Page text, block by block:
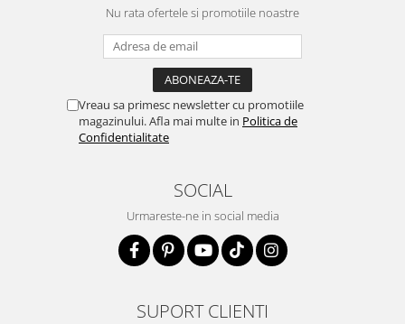
Nu rata ofertele si promotiile noastre
Vreau sa primesc newsletter cu promotiile
magazinului. Afla mai multe in Politica de
Confidentialitate
SOCIAL
Urmareste-ne in social media
SUPORT CLIENTI